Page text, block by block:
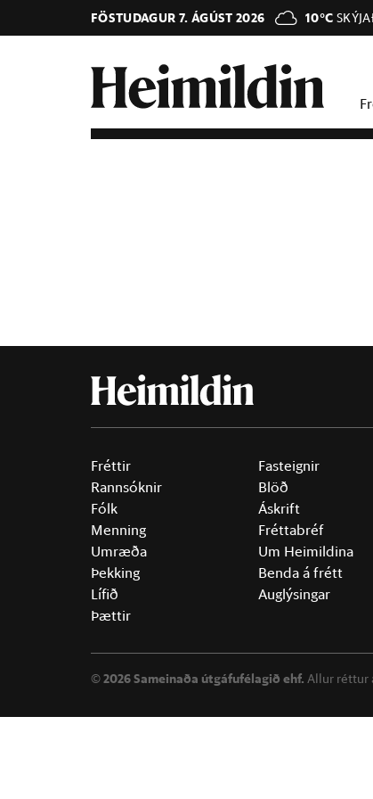
FÖSTUDAGUR 7. ÁGÚST 2026 10°C
Fréttir
Rannsóknir
Fólk
Menning
Umræða
Þekking
Lífið
Þættir
Fasteignir
Blöð
Áskrift
Fréttabréf
Um Heimildina
Benda á frétt
Auglýsingar
©2026 Sameinaða útgáfufélagið ehf. Allur réttur